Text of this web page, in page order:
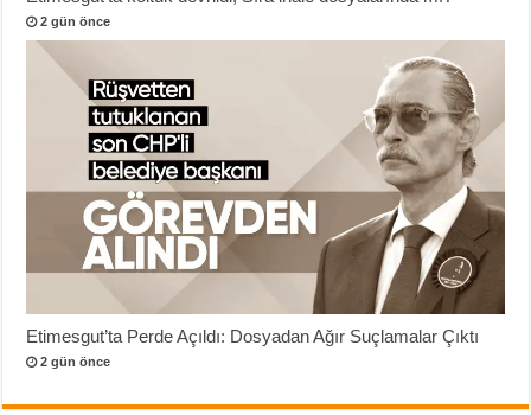
2 gün önce
Etimesgut’ta Perde Açıldı: Dosyadan Ağır Suçlamalar Çıktı
2 gün önce